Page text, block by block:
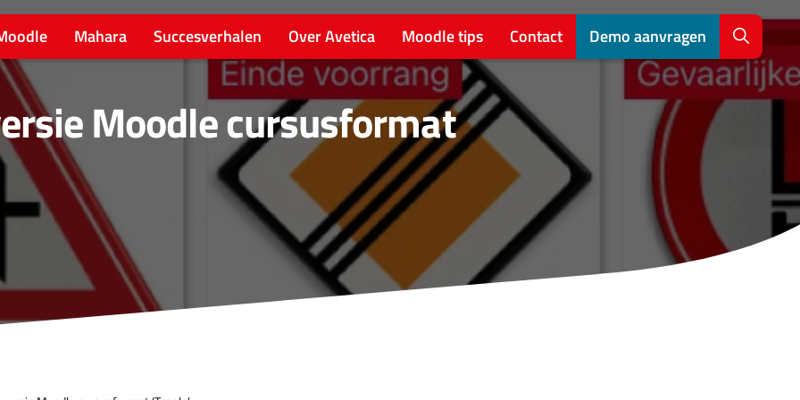
Mahara Succesverhalen Over Avetica Moodle tips Contact Demo aanvragen
Moodle cursusformat